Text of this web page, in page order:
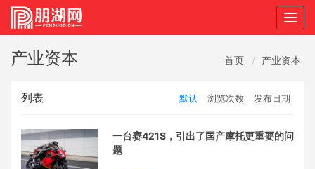
产业资本 首页 产业资本
列表 默认 浏览次数 发布日期
一台赛421S，引出了国产摩托更重要的问
题